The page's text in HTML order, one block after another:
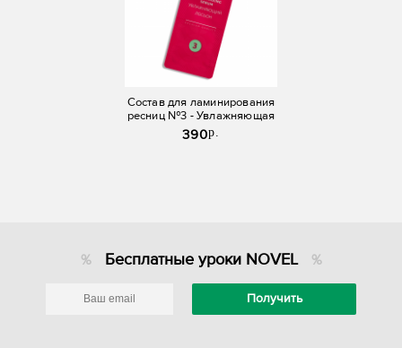
Состав для ламинирования
ресниц №3 - Увлажняющая
сыворотка Novel Lash UP
(саше)
390p.
Бесплатные уроки NOVEL